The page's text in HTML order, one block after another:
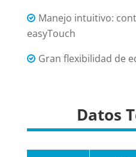
Manejo intuitivo:
easyTouch
Gran flexibilidad de
Datos